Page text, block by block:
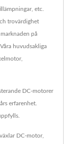
etc.
trovärdighet
på
huvudsakliga
DC-motorer
erfarenhet.
DC-motor,